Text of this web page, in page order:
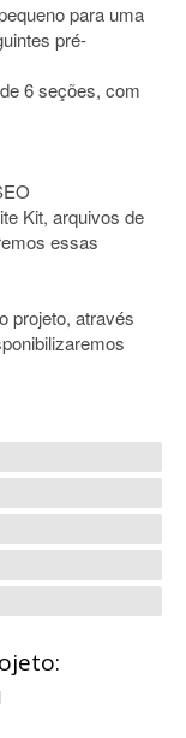
para uma
pré-
6 seções, com
Kit, arquivos de
essas
projeto, através